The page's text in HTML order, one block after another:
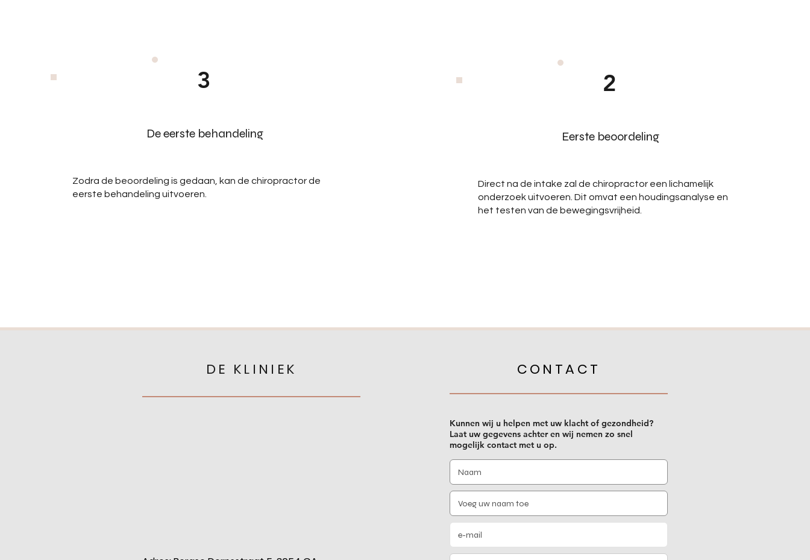
3
De eerste behandeling
Zodra de beoordeling is gedaan, kan de chiropractor de
eerste behandeling uitvoeren.
2
Eerste beoordeling
Direct na de intake zal de chiropractor een lichamelijk
onderzoek uitvoeren. Dit omvat een houdingsanalyse en
het testen van de bewegingsvrijheid.
DE KLINIEK CONTACT
Kunnen wij u helpen met uw klacht of gezondheid?
Laat uw gegevens achter en wij nemen zo snel
mogelijk contact met u op.